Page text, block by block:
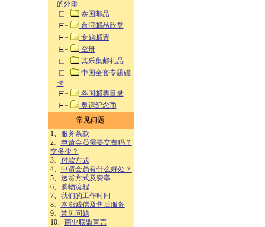
的外邮
泰国邮品
台湾邮品欣赏
专题邮票
空册
其乐集邮礼品
中国全套专题磁
卡
各国邮票目录
奥运纪念币
常见问题
1、
服务条款
2、 申请会员需要交费吗？
交多少？
3、 付款方式
4、 申请会员有什么好处？
5、 送货方式及费率
6、
购物流程
7、 我们的工作时间
8、 本廊诚信及售后服务
9、 常见问题
10、 商业联盟宣言